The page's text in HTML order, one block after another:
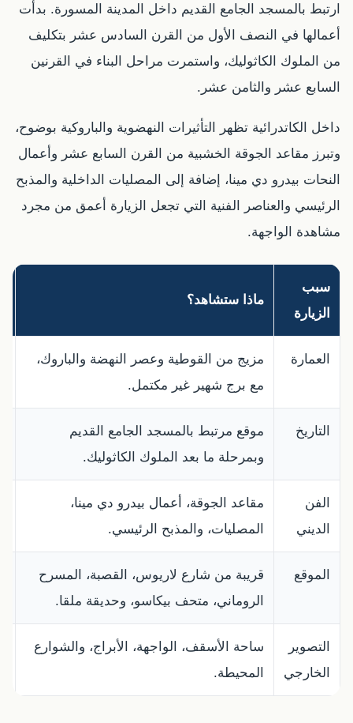
ارتبط بالمسجد الجامع القديم داخل المدينة المسورة. بدأت
أعمالها في النصف الأول من القرن السادس عشر بتكليف
من الملوك الكاثوليك، واستمرت مراحل البناء في القرنين
السابع عشر والثامن عشر.
داخل الكاتدرائية تظهر التأثيرات النهضوية والباروكية بوضوح،
وتبرز مقاعد الجوقة الخشبية من القرن السابع عشر وأعمال
النحات بيدرو دي مينا، إضافة إلى المصليات الداخلية والمذبح
الرئيسي والعناصر الفنية التي تجعل الزيارة أعمق من مجرد
مشاهدة الواجهة.
سبب
الزيارة
ماذا ستشاهد؟
العمارة
مزيج من القوطية وعصر النهضة والباروك،
مع برج شهير غير مكتمل.
التاريخ
موقع مرتبط بالمسجد الجامع القديم
وبمرحلة ما بعد الملوك الكاثوليك.
الفن
الديني
مقاعد الجوقة، أعمال بيدرو دي مينا،
المصليات، والمذبح الرئيسي.
الموقع
قريبة من شارع لاريوس، القصبة، المسرح
الروماني، متحف بيكاسو، وحديقة ملقا.
التصوير
الخارجي
ساحة الأسقف، الواجهة، الأبراج، والشوارع
المحيطة.